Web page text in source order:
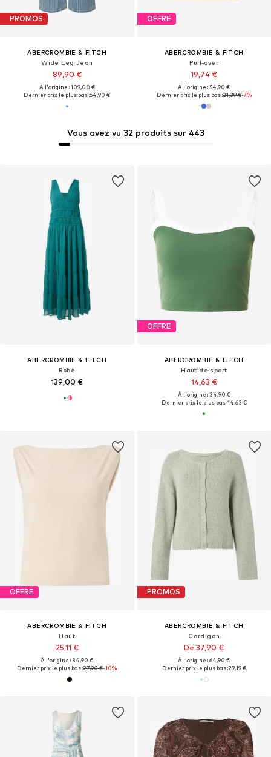
Vous avez vu 32 produits sur 443
PROMOS
ABERCROMBIE & FITCH
Wide Leg Jean
89,90 €
À l'origine : 109,00 €
Dernier prix le plus bas :64,90 €
OFFRE
ABERCROMBIE & FITCH
Pull-over
19,74 €
À l'origine : 54,90 €
Dernier prix le plus bas :21,39 €-7%
ABERCROMBIE & FITCH
Robe
139,00 €
OFFRE
ABERCROMBIE & FITCH
Haut de sport
14,63 €
À l'origine : 34,90 €
Dernier prix le plus bas :14,63 €
OFFRE
ABERCROMBIE & FITCH
Haut
25,11 €
À l'origine : 34,90 €
Dernier prix le plus bas :27,90 €-10%
PROMOS
ABERCROMBIE & FITCH
Cardigan
De 37,90 €
À l'origine : 64,90 €
Dernier prix le plus bas :29,19 €